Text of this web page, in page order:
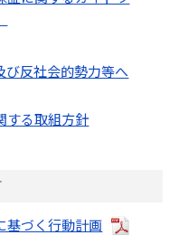
び反社会的勢力等へ
する取組方針
基づく行動計画